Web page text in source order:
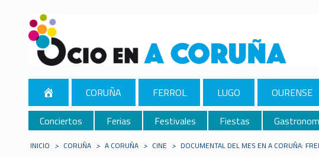
CORUÑA FERROL LUGO OURENSE
Conciertos
Ferias Festivales Fiestas
INICIO > CORUÑA > A CORUÑA > CINE > DOCUMENTAL DEL MES EN A CORUÑA: